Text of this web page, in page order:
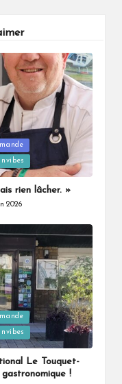
rien lâcher. »
2026
Le Touquet-
!